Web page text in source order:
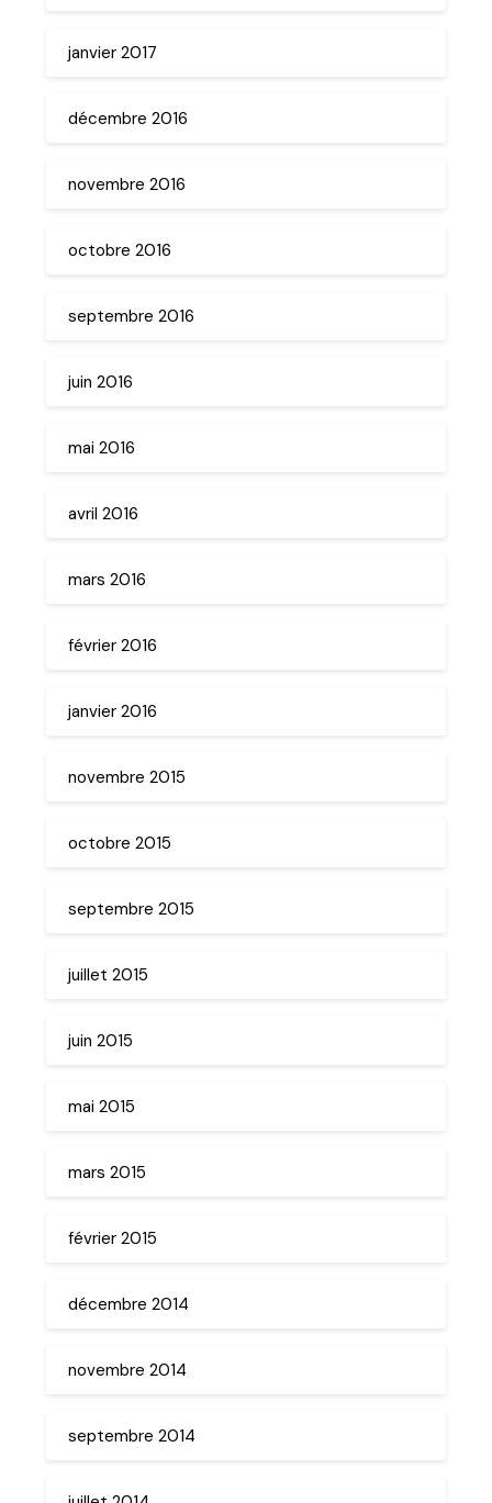
janvier 2017
décembre 2016
novembre 2016
octobre 2016
septembre 2016
juin 2016
mai 2016
avril 2016
mars 2016
février 2016
janvier 2016
novembre 2015
octobre 2015
septembre 2015
juillet 2015
juin 2015
mai 2015
mars 2015
février 2015
décembre 2014
novembre 2014
septembre 2014